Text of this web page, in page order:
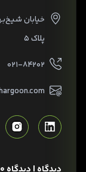
خیابان
پلاک ۵
۰۲۱-۸۴۲۰۲